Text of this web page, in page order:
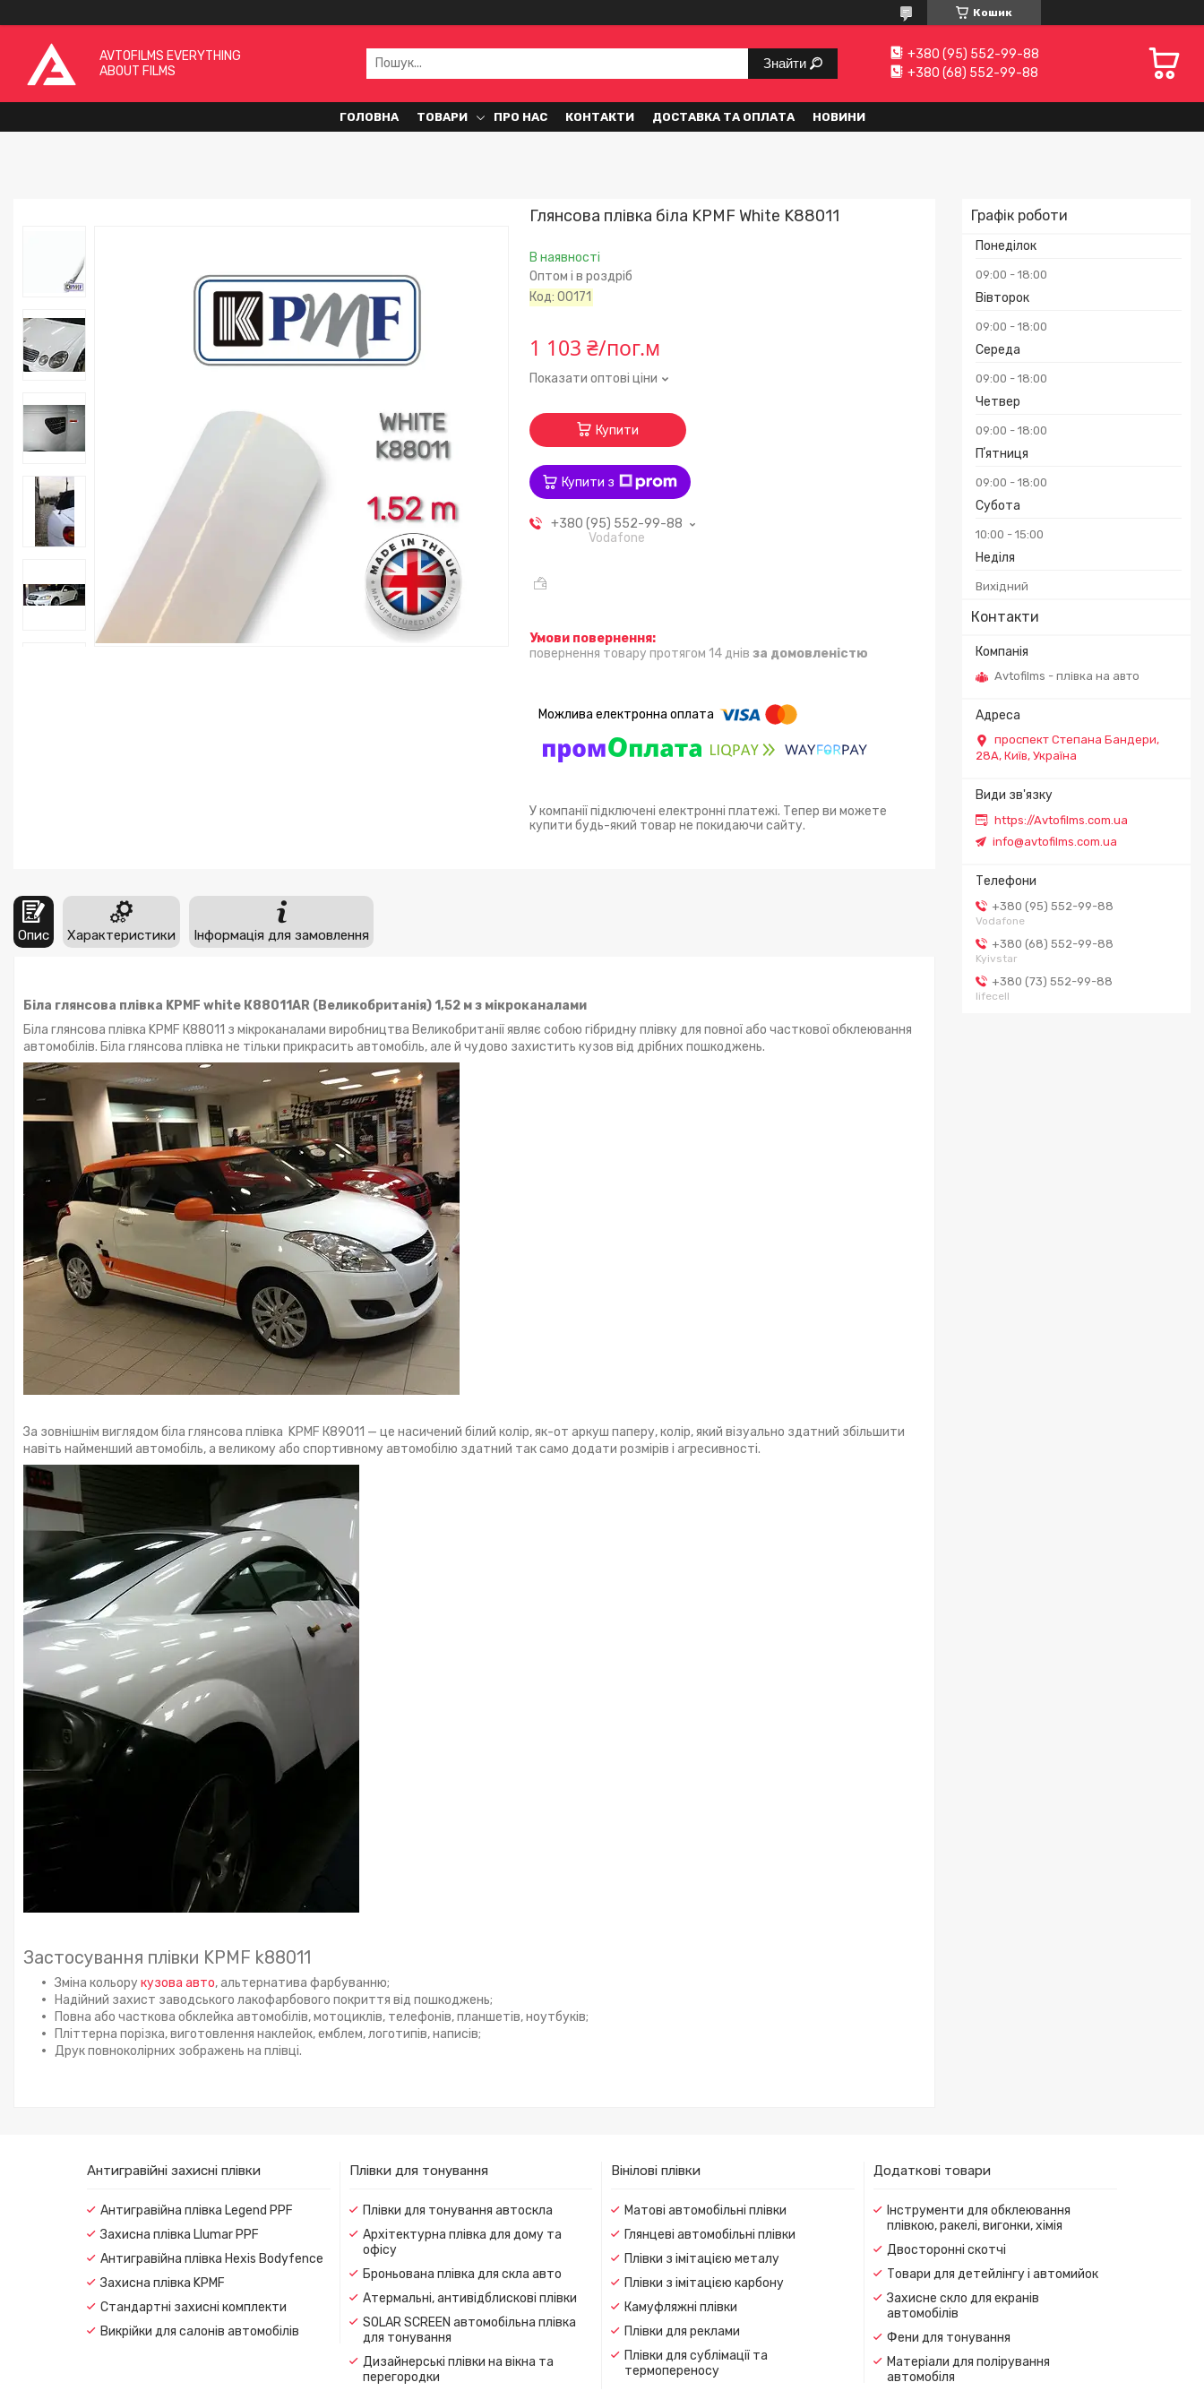
Кошик
AVTOFILMS EVERYTHING
ABOUT FILMS
Знайти
+380 (95) 552-99-88
+380 (68) 552-99-88
ГОЛОВНА ТОВАРИ ПРО НАС КОНТАКТИ ДОСТАВКА ТА ОПЛАТА НОВИНИ
Графік роботи
Понеділок
09:00 18:00
Вівторок
09:00 18:00
Середа
09:00 18:00
Четвер
09:00 18:00
Пʼятниця
09:00 18:00
Субота
10:00 15:00
Неділя
Вихідний
Контакти
Avtofilms - плівка на авто
проспект Степана Бандери,
28А, Київ, Україна
https://Avtofilms.com.ua
info@avtofilms.com.ua
+380 (95) 552-99-88
Vodafone
+380 (68) 552-99-88
Kyivstar
+380 (73) 552-99-88
lifecell
Глянсова плівка біла KPMF White K88011
В наявності
Оптом і в роздріб
Код:00171
1 103 ₴/пог.м
Показати оптові ціни
Купити
Купити з
+380 (95) 552-99-88
Vodafone
повернення товару протягом 14 днів за домовленістю
У компанії підключені електронні платежі. Тепер ви можете
купити будь-який товар не покидаючи сайту.
Опис Характеристики Інформація для замовлення
Біла глянсова плівка KPMF white К88011AR (Великобританія) 1,52 м з мікроканалами
Біла глянсова плівка KPMF К88011 з мікроканалами виробництва Великобританії являє собою гібридну плівку для повної або часткової обклеювання
автомобілів. Біла глянсова плівка не тільки прикрасить автомобіль, але й чудово захистить кузов від дрібних пошкоджень.
За зовнішнім виглядом біла глянсова плівка KPMF К89011 — це насичений білий колір, як-от аркуш паперу, колір, який візуально здатний збільшити
навіть найменший автомобіль, а великому або спортивному автомобілю здатний так само додати розмірів і агресивності.
Застосування плівки KPMF k88011
Зміна кольору кузова авто, альтернатива фарбуванню;
Надійний захист заводського лакофарбового покриття від пошкоджень;
Повна або часткова обклейка автомобілів, мотоциклів, телефонів, планшетів, ноутбуків;
Пліттерна порізка, виготовлення наклейок, емблем, логотипів, написів;
Друк повноколірних зображень на плівці.
Антигравійні захисні плівки
Антигравійна плівка Legend PPF
Захисна плівка Llumar PPF
Антигравійна плівка Hexis Bodyfence
Захисна плівка KPMF
Стандартні захисні комплекти
Викрійки для салонів автомобілів
Плівки для тонування
Плівки для тонування автоскла
Архітектурна плівка для дому та
офісу
Броньована плівка для скла авто
Атермальні, антивідблискові плівки
SOLAR SCREEN автомобільна плівка
для тонування
Дизайнерські плівки на вікна та
перегородки
Вінілові плівки
Матові автомобільні плівки
Глянцеві автомобільні плівки
Плівки з імітацією металу
Плівки з імітацією карбону
Камуфляжні плівки
Плівки для реклами
Плівки для сублімації та
термопереносу
Додаткові товари
Інструменти для обклеювання
плівкою, ракелі, вигонки, хімія
Двосторонні скотчі
Товари для детейлінгу і автомийок
Захисне скло для екранів
автомобілів
Фени для тонування
Матеріали для полірування
автомобіля